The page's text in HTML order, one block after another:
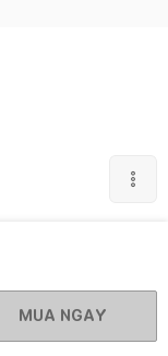
MUA NGAY